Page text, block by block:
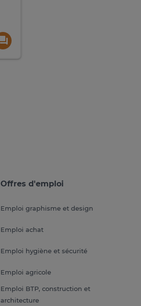
Offres d'emploi
Emploi graphisme et design
Emploi achat
Emploi hygiène et sécurité
Emploi agricole
Emploi BTP, construction et
architecture